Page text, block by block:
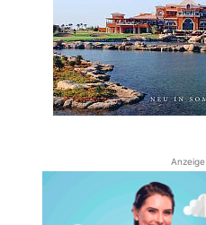
Anzeige